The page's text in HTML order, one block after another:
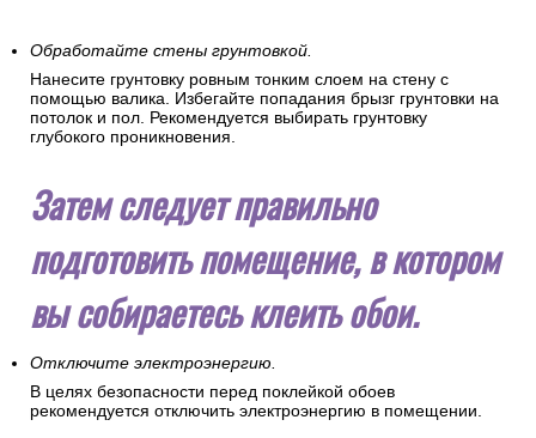
Обработайте стены грунтовкой.
Нанесите грунтовку ровным тонким слоем на стену с
помощью валика. Избегайте попадания брызг грунтовки на
потолок и пол. Рекомендуется выбирать грунтовку
глубокого проникновения.
Затем следует правильно
подготовить помещение, в котором
вы собираетесь клеить обои.
Отключите электроэнергию.
В целях безопасности перед поклейкой обоев
рекомендуется отключить электроэнергию в помещении.